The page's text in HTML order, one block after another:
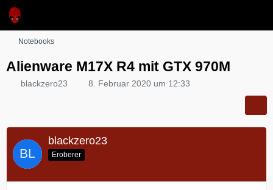
Notebooks
Alienware M17X R4 mit GTX 970M
blackzero23 8. Februar 2020 um 12:33
blackzero23
Eroberer